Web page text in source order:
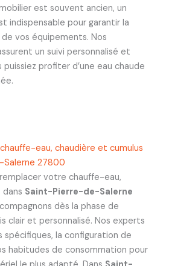
est souvent ancien, un
indispensable pour garantir la
vos équipements. Nos
un suivi personnalisé et
profiter d’une eau chaude
eau, chaudière et cumulus
27800
votre chauffe-eau,
dans Saint-Pierre-de-Salerne
dès la phase de
clair et personnalisé. Nos experts
spécifiques, la configuration de
habitudes de consommation pour